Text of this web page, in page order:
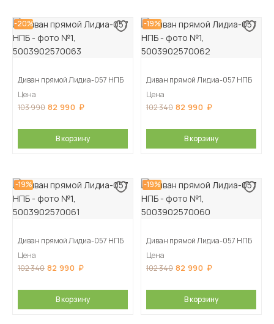
-20%
Диван прямой Лидиа-057 НПБ
Цена
103 990 82 990
В корзину
-19%
Диван прямой Лидиа-057 НПБ
Цена
102 340 82 990
В корзину
-19%
Диван прямой Лидиа-057 НПБ
Цена
102 340 82 990
В корзину
-19%
Диван прямой Лидиа-057 НПБ
Цена
102 340 82 990
В корзину